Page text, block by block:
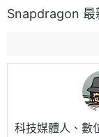
Snapdragon 最
科技媒體人、數